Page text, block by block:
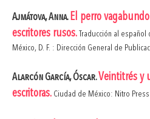
Ajmátova, Anna.El perro
escritores rusos. Traducción al
México, D. F. : Dirección General de
Alarcón García, Óscar.Veintitrés y
escritoras. Ciudad de México: Nitro